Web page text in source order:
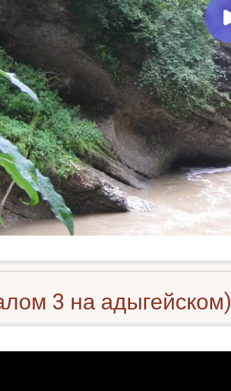
3 на адыгейском)